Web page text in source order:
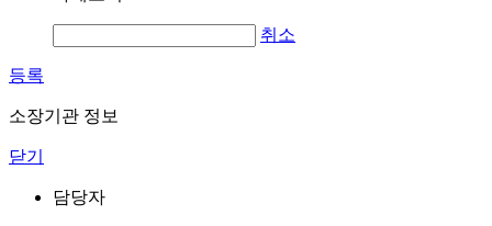
취소
등록
소장기관 정보
닫기
담당자